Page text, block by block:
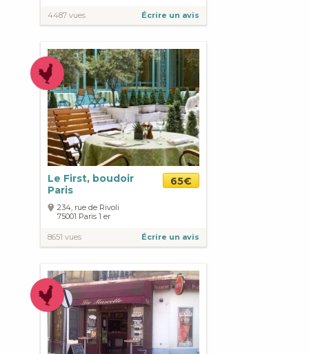
4487 vues Écrire un avis
Le First, boudoir
Paris
65€
234, rue de Rivoli
75001 Paris 1 er
8651 vues Écrire un avis